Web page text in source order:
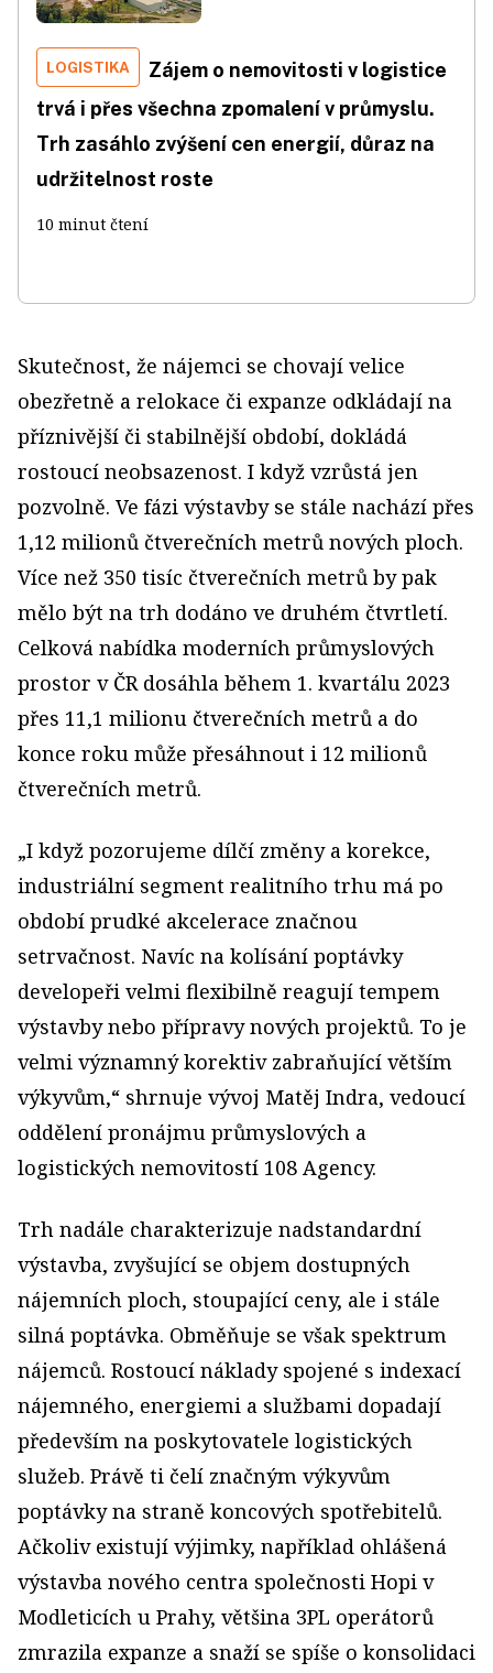
LOGISTIKA
Zájem o nemovitosti v logistice
trvá i přes všechna zpomalení v průmyslu.
Trh zasáhlo zvýšení cen energií, důraz na
udržitelnost roste
10 minut čtení
Skutečnost, že nájemci se chovají velice
obezřetně a relokace či expanze odkládají na
příznivější či stabilnější období, dokládá
rostoucí neobsazenost. I když vzrůstá jen
pozvolně. Ve fázi výstavby se stále nachází přes
1,12 milionů čtverečních metrů nových ploch.
Více než 350 tisíc čtverečních metrů by pak
mělo být na trh dodáno ve druhém čtvrtletí.
Celková nabídka moderních průmyslových
prostor v ČR dosáhla během 1. kvartálu 2023
přes 11,1 milionu čtverečních metrů a do
konce roku může přesáhnout i 12 milionů
čtverečních metrů.
„I když pozorujeme dílčí změny a korekce,
industriální segment realitního trhu má po
období prudké akcelerace značnou
setrvačnost. Navíc na kolísání poptávky
developeři velmi flexibilně reagují tempem
výstavby nebo přípravy nových projektů. To je
velmi významný korektiv zabraňující větším
výkyvům,“ shrnuje vývoj Matěj Indra, vedoucí
oddělení pronájmu průmyslových a
logistických nemovitostí 108 Agency.
Trh nadále charakterizuje nadstandardní
výstavba, zvyšující se objem dostupných
nájemních ploch, stoupající ceny, ale i stále
silná poptávka. Obměňuje se však spektrum
nájemců. Rostoucí náklady spojené s indexací
nájemného, energiemi a službami dopadají
především na poskytovatele logistických
služeb. Právě ti čelí značným výkyvům
poptávky na straně koncových spotřebitelů.
Ačkoliv existují výjimky, například ohlášená
výstavba nového centra společnosti Hopi v
Modleticích u Prahy, většina 3PL operátorů
zmrazila expanze a snaží se spíše o konsolidaci